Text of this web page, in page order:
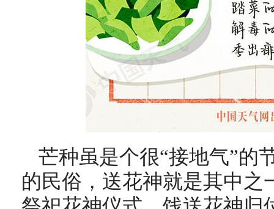
芒种虽是个很“接地气”的
的民俗，送花神就是其中之